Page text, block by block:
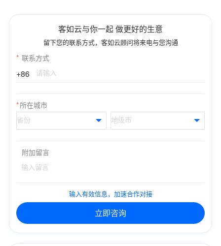
客如云与你一起 做更好的生意
留下您的联系方式，客如云顾问将来电与您沟通
* 联系方式
+86
*所在城市
附加留言
输入有效信息，加速合作对接
立即咨询